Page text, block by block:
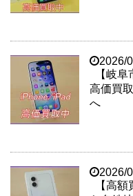
2026/
【岐
高価買
へ
2026/
【高